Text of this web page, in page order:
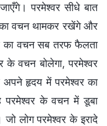
परमेश्वर सीधे बात
का वचन थामकर रखेंगे और
का वचन सब तरफ फैलता
के वचन बोलेगा, परमेश्वर
हृदय में परमेश्वर का
परमेश्वर के वचन में डूबा
जो लोग परमेश्वर के इरादे